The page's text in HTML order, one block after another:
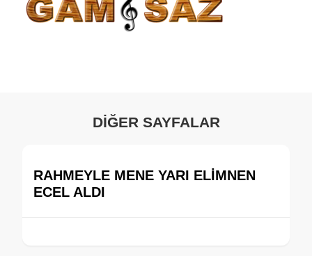
DİĞER SAYFALAR
RAHMEYLE MENE YARI ELİMNEN
ECEL ALDI